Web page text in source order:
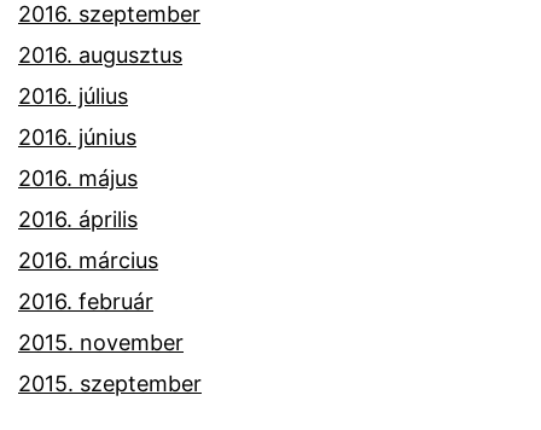
2016. szeptember
2016. augusztus
2016. július
2016. június
2016. május
2016. április
2016. március
2016. február
2015. november
2015. szeptember